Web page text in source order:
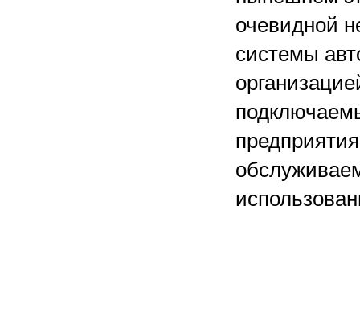
очевидной
системы